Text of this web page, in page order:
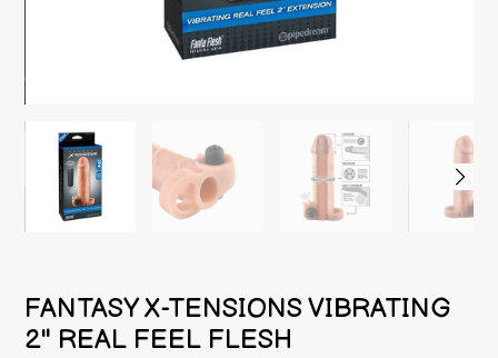
FANTASY X-TENSIONS VIBRATING
2" REAL FEEL FLESH